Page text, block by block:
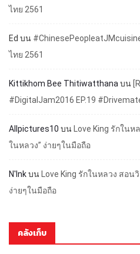
ไทย 2561
Ed บน
ไทย 2561
Kittikhom Bee Thitiwatthana บน
#DigitalJam2016 EP.19
Allpictures10 บน
Love King รักใน
ในหลวง” ง่ายๆในมือถือ
N'Inkบน
Love King รักในหลวง สอ
ง่ายๆในมือถือ
คลังเก็บ